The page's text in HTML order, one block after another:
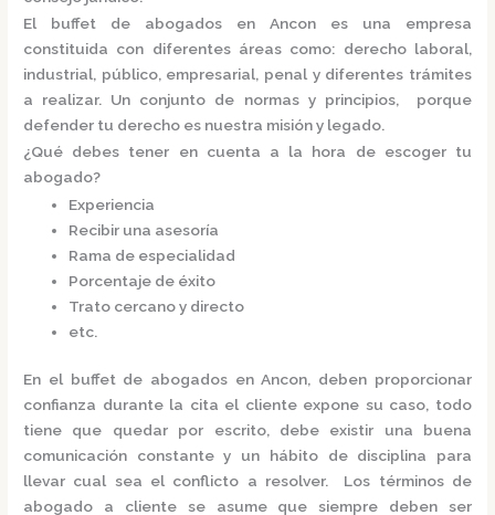
El buffet de abogados en Ancon es una empresa
constituida con diferentes áreas como: derecho laboral,
industrial, público, empresarial, penal y diferentes trámites
a realizar. Un conjunto de normas y principios, porque
defender tu derecho es nuestra misión y legado.
¿Qué debes tener en cuenta a la hora de escoger tu
abogado?
Experiencia
Recibir una asesoría
Rama de especialidad
Porcentaje de éxito
Trato cercano y directo
etc.
En el buffet de abogados en Ancon, deben proporcionar
confianza durante la cita el cliente expone su caso, todo
tiene que quedar por escrito, debe existir una buena
comunicación constante y un hábito de disciplina para
llevar cual sea el conflicto a resolver. Los términos de
abogado a cliente se asume que siempre deben ser